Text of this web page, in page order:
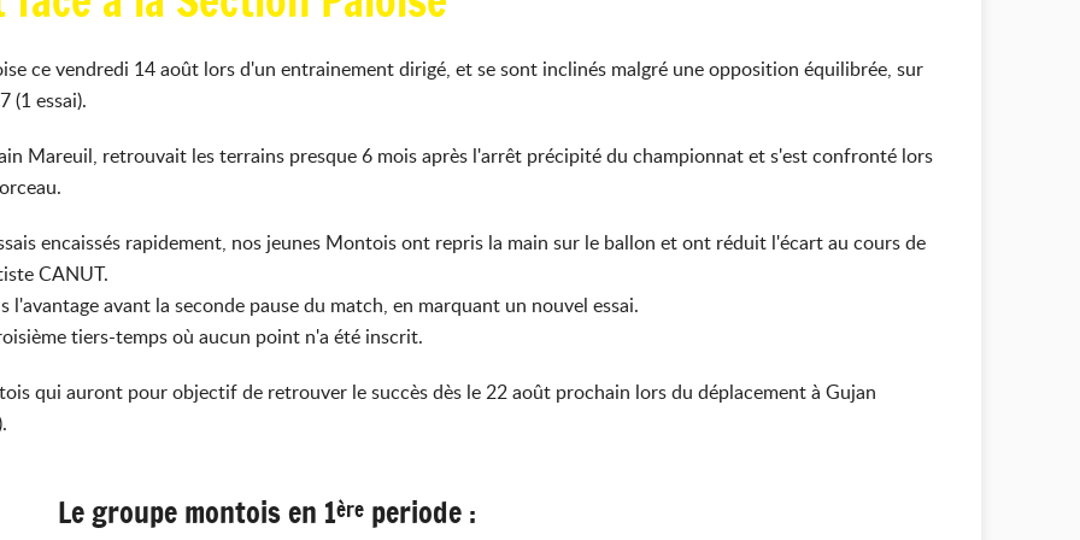
ce vendredi 14 août lors d'un entrainement dirigé, et se sont inclinés malgré une opposition équilibrée, sur
(1 essai).
Mareuil, retrouvait les terrains presque 6 mois après l'arrêt précipité du championnat et s'est confronté lors
encaissés rapidement, nos jeunes Montois ont repris la main sur le ballon et ont réduit l'écart au cours de
CANUT.
l'avantage avant la seconde pause du match, en marquant un nouvel essai.
tiers-temps où aucun point n'a été inscrit.
qui auront pour objectif de retrouver le succès dès le 22 août prochain lors du déplacement à Gujan
Le groupe montois en 1èreperiode :